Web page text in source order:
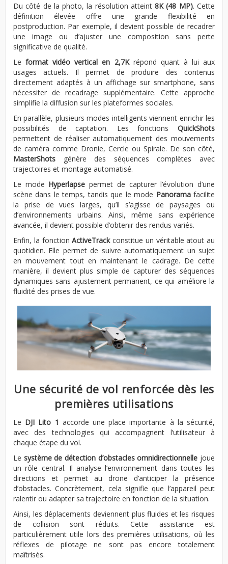
Du côté de la photo, la résolution atteint8K (48 MP). Cette
définition élevée offre une grande flexibilité en
postproduction. Par exemple, il devient possible de recadrer
une image ou d’ajuster une composition sans perte
significative de qualité.
Leformat vidéo vertical en 2,7Krépond quant à lui aux
usages actuels. Il permet de produire des contenus
directement adaptés à un affichage sur smartphone, sans
nécessiter de recadrage supplémentaire. Cette approche
simplifie la diffusion sur les plateformes sociales.
En parallèle, plusieurs modes intelligents viennent enrichir les
possibilités de captation. Les fonctions QuickShots
permettent de réaliser automatiquement des mouvements
de caméra comme Dronie, Cercle ou Spirale. De son côté,
MasterShots génère des séquences complètes avec
trajectoires et montage automatisé.
Le mode Hyperlapse permet de capturer l’évolution d’une
scène dans le temps, tandis que le mode Panoramafacilite
la prise de vues larges, qu’il s’agisse de paysages ou
d’environnements urbains. Ainsi, même sans expérience
avancée, il devient possible d’obtenir des rendus variés.
Enfin, la fonctionActiveTrackconstitue un véritable atout au
quotidien. Elle permet de suivre automatiquement un sujet
en mouvement tout en maintenant le cadrage. De cette
manière, il devient plus simple de capturer des séquences
dynamiques sans ajustement permanent, ce qui améliore la
fluidité des prises de vue.
Une sécurité de vol renforcée dès les
premières utilisations
Le DJI Lito 1 accorde une place importante à la sécurité,
avec des technologies qui accompagnent l’utilisateur à
chaque étape du vol.
Le système de détection d’obstacles omnidirectionnelle joue
un rôle central. Il analyse l’environnement dans toutes les
directions et permet au drone d’anticiper la présence
d’obstacles. Concrètement, cela signifie que l’appareil peut
ralentir ou adapter sa trajectoire en fonction de la situation.
Ainsi, les déplacements deviennent plus fluides et les risques
de collision sont réduits. Cette assistance est
particulièrement utile lors des premières utilisations, où les
réflexes de pilotage ne sont pas encore totalement
maîtrisés.